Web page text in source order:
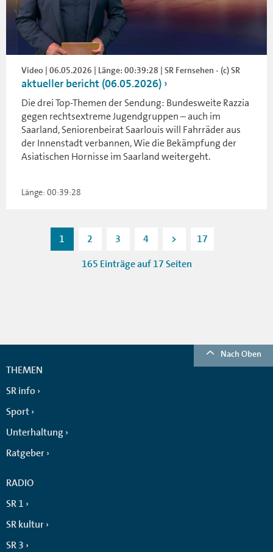
Video | 06.05.2026 | Länge: 00:39:28 | SR Fernsehen - (c) SR
aktueller bericht (06.05.2026)
Die drei Top-Themen der Sendung: Bundesweite Razzia
gegen rechtsextreme Jugendgruppen – auch im
Saarland, Seniorenbeirat Saarlouis will Fahrräder aus
der Innenstadt verbannen, Wie die Bekämpfung der
Asiatischen Hornisse im Saarland weitergeht.
Länge: 00:39:28
1 2 3 4 > 17
165 Einträge auf 17 Seiten
Nach Oben
THEMEN
SR info
Sport
Unterhaltung
Ratgeber
RADIO
SR 1
SR kultur
SR 3